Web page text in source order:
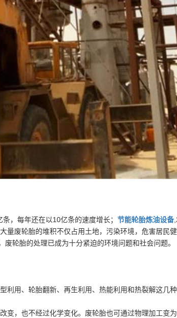
，每年还在以10亿条的速度增长； 节能轮胎炼油设备
量废轮胎的堆积不仅占用土地，污染环境，危害居民
轮胎的处理已成为十分紧迫的环境问题和社会问题。
利用、轮胎翻新、再生利用、热能利用和热裂解这几种
变，也不经过化学变化。废轮胎也可通过物理加工变